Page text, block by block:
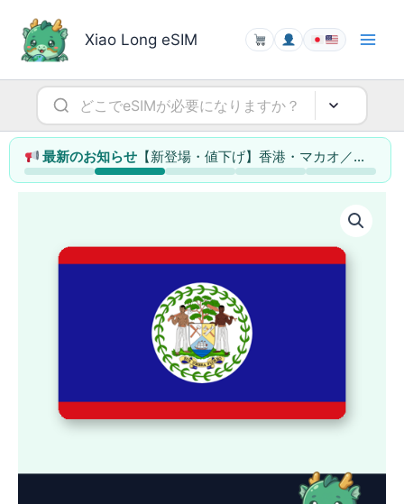
プ
Xiao Long eSIM
最新のお知らせ 【新登場・値下げ】香港・マカオ／シンガポール／タイ／マレーシアのeSIMを大幅拡充（最大78%値下げ）